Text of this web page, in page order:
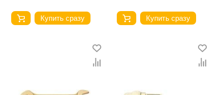
Купить сразу Купить сразу